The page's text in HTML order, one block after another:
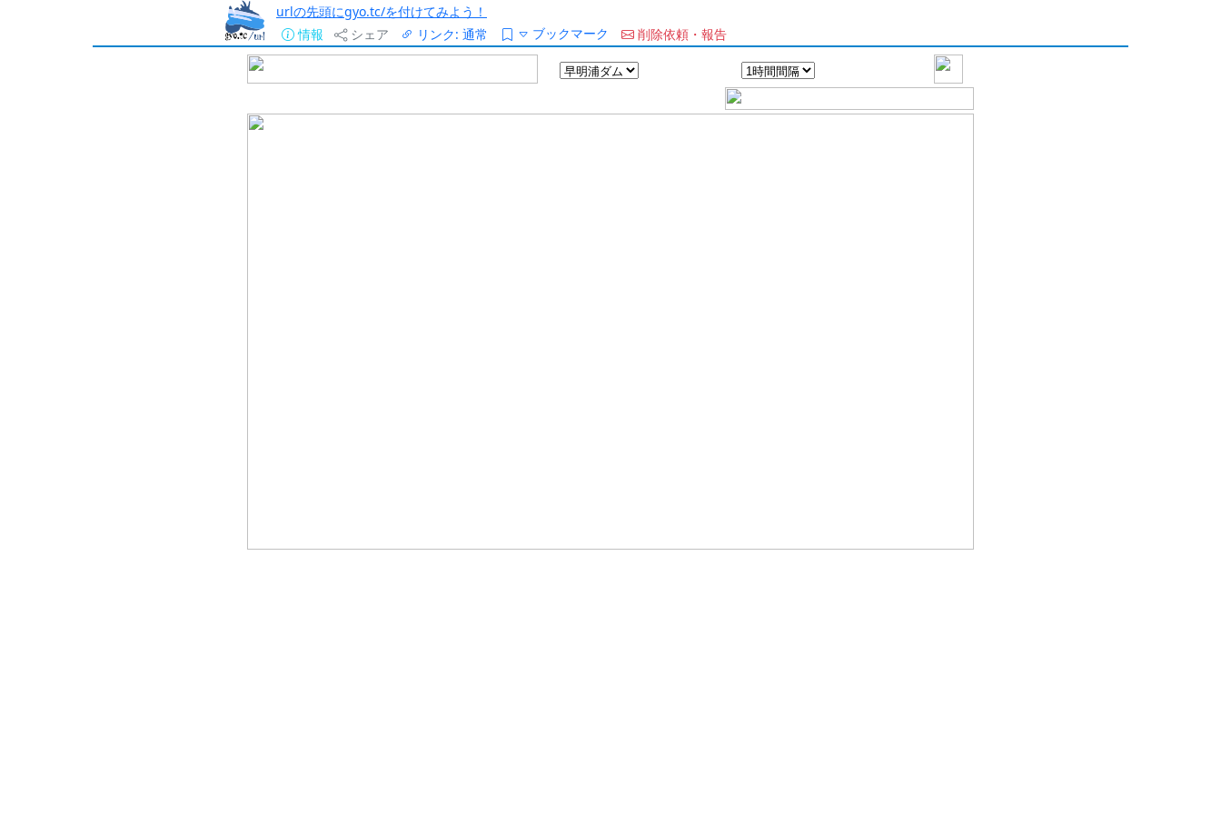
urlの先頭にgyo.tc/を付けてみよう！
情報
シェア リンク: 通常 ブックマーク 削除依頼・報告